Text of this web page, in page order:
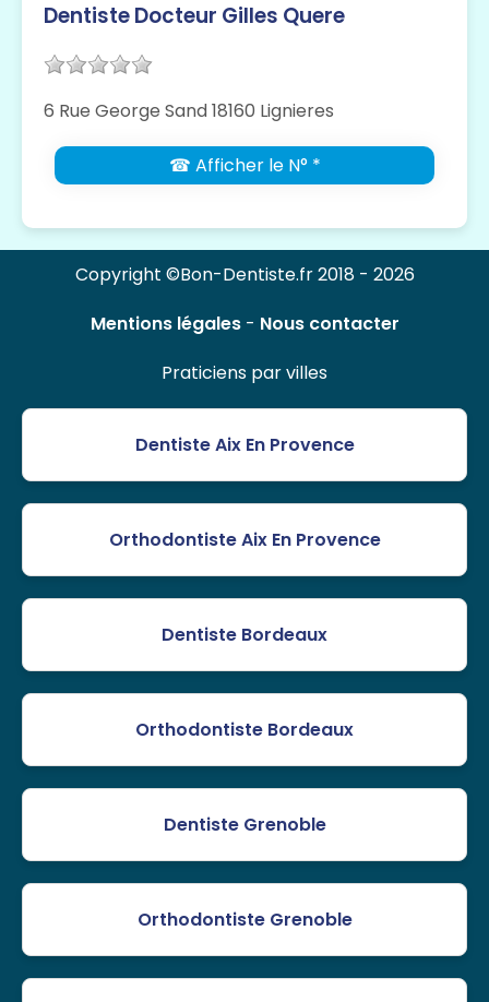
Dentiste Docteur Gilles Quere
6 Rue George Sand 18160 Lignieres
☎ Afficher le N° *
Copyright ©Bon-Dentiste.fr 2018 - 2026
Mentions légales- Nous contacter
Praticiens par villes
Dentiste Aix En Provence
Orthodontiste Aix En Provence
Dentiste Bordeaux
Orthodontiste Bordeaux
Dentiste Grenoble
Orthodontiste Grenoble